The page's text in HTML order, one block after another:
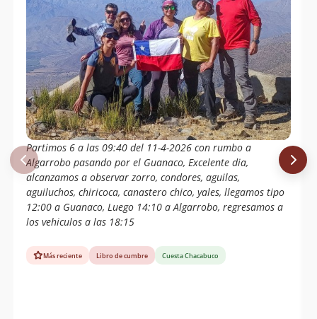
Partimos 6 a las 09:40 del 11-4-2026 con rumbo a
Algarrobo pasando por el Guanaco, Excelente dia,
alcanzamos a observar zorro, condores, aguilas,
aguiluchos, chiricoca, canastero chico, yales, llegamos tipo
12:00 a Guanaco, Luego 14:10 a Algarrobo, regresamos a
los vehiculos a las 18:15
Más reciente Libro de cumbre Cuesta Chacabuco